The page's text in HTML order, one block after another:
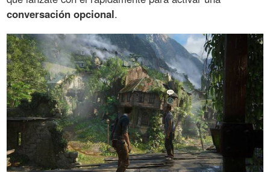
conversación opcional.